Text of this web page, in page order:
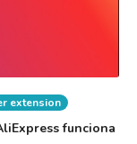
extension
funciona